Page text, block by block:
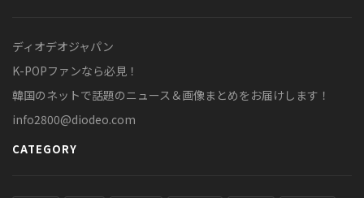
ディオデオジャパン
K-POPファンなら必見！
韓国のネットで話題のニュース＆画像まとめをお届けします！
info2800@diodeo.com
CATEGORY